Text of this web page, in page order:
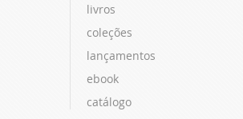
livros
coleções
lançamentos
ebook
catálogo